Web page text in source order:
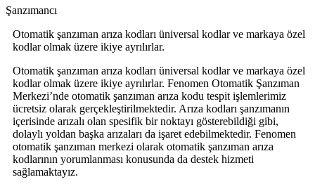
Şanzımancı
Otomatik şanzıman arıza kodları üniversal kodlar ve markaya özel
kodlar olmak üzere ikiye ayrılırlar.
Otomatik şanzıman arıza kodları üniversal kodlar ve markaya özel
kodlar olmak üzere ikiye ayrılırlar. Fenomen Otomatik Şanzıman
Merkezi’nde otomatik şanzıman arıza kodu tespit işlemlerimiz
ücretsiz olarak gerçekleştirilmektedir. Arıza kodları şanzımanın
içerisinde arızalı olan spesifik bir noktayı gösterebildiği gibi,
dolaylı yoldan başka arızaları da işaret edebilmektedir. Fenomen
otomatik şanzıman merkezi olarak otomatik şanzıman arıza
kodlarının yorumlanması konusunda da destek hizmeti
sağlamaktayız.